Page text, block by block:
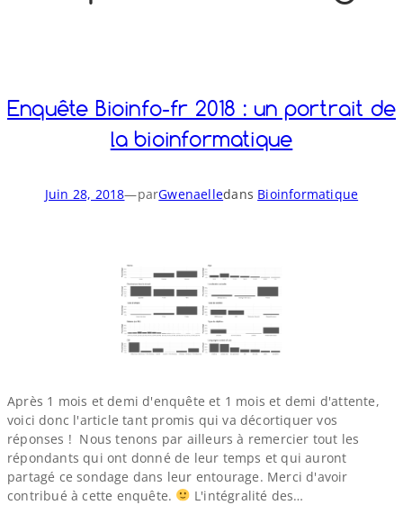
Enquête Bioinfo-​fr 2018 : un portrait de
la bioinformatique
Juin 28, 2018—parGwenaelledans Bioinformatique
Après 1 mois et demi d'enquête et 1 mois et demi d'attente,
voici donc l'article tant promis qui va décortiquer vos
réponses ! Nous tenons par ailleurs à remercier tout les
répondants qui ont donné de leur temps et qui auront
partagé ce sondage dans leur entourage. Merci d'avoir
contribué à cette enquête.
L'intégralité des…